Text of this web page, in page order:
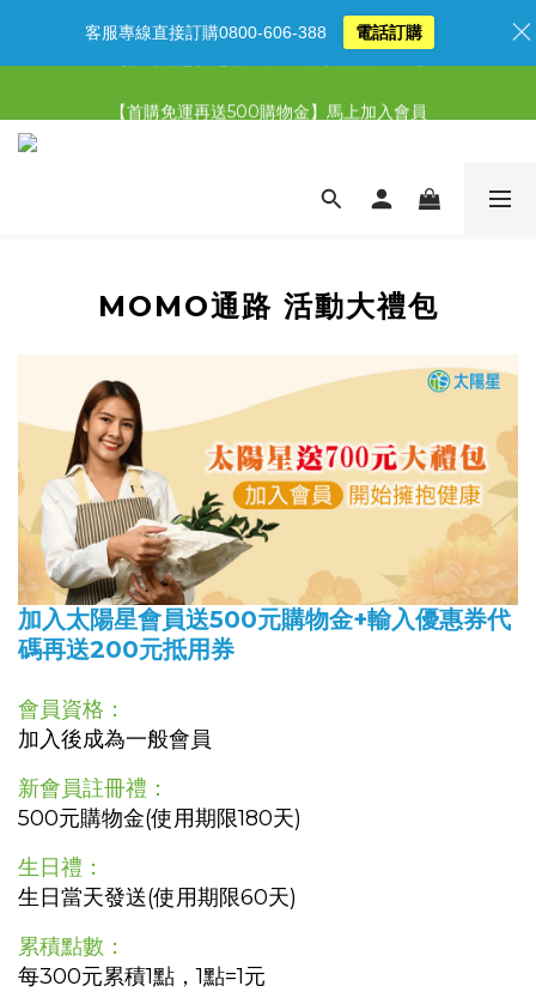
【限時特惠】超值5選3，最高現省1,770元
【首購免運再送500購物金】馬上加入會員
MOMO通路 活動大禮包
加入太陽星會員送500元購物金+輸入優惠券代
碼再送200元抵用券
會員資格：
加入後成為一般會員
新會員註冊禮：
500元購物金(使用期限180天)
生日禮：
生日當天發送(使用期限60天)
累積點數：
每300元累積1點，1點=1元
客服專線直接訂購0800-606-388 電話訂購